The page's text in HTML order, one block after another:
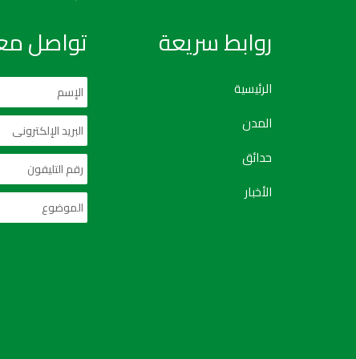
روابط سريعة
الرئيسية
المدن
حدائق
الأخبار
تواصل